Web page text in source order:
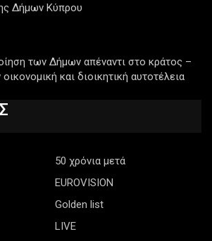
Δήμων Κύπρου
των Δήμων απέναντι στο κράτος –
και διοικητική αυτοτέλεια
50 χρόνια μετά
EUROVISION
Golden list
LIVE